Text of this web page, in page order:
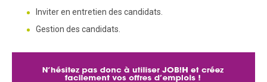
Inviter en entretien des candidats.
Gestion des candidats.